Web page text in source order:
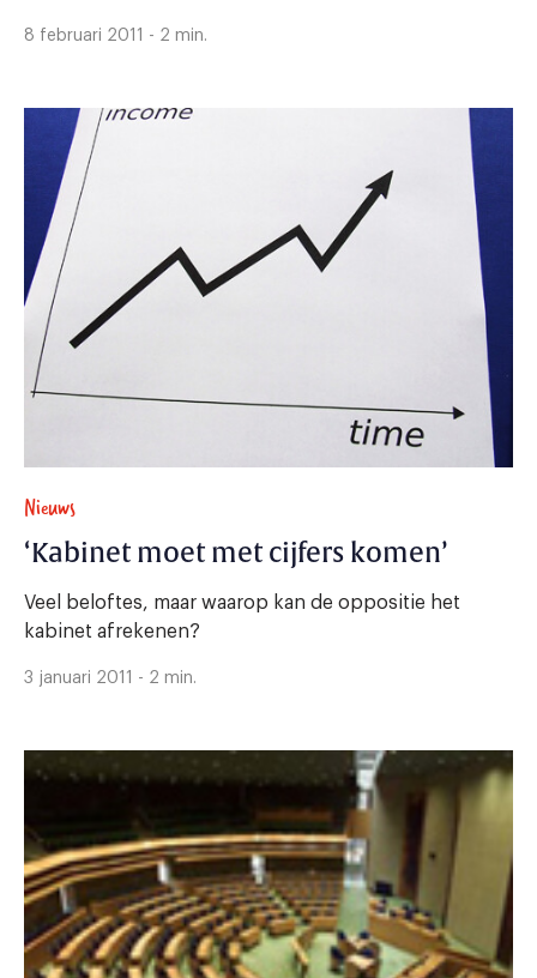
8 februari 2011 - 2 min.
Nieuws
‘Kabinet moet met cijfers komen’
Veel beloftes, maar waarop kan de oppositie het
kabinet afrekenen?
3 januari 2011 - 2 min.